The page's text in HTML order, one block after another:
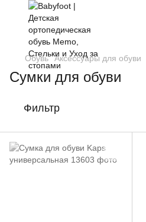
Обувь Аксессуары для обуви
Сумки для обуви
Фильтр